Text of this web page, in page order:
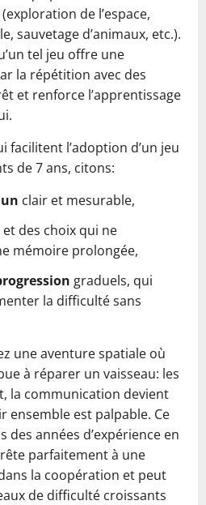
de l’espace,
sauvetage d’animaux, etc.).
tel jeu offre une
la répétition avec des
et renforce l’apprentissage
facilitent l’adoption d’un jeu
de 7 ans, citons:
clair et mesurable,
et des choix qui ne
mémoire prolongée,
graduels, qui
la difficulté sans
une aventure spatiale où
à réparer un vaisseau: les
la communication devient
ensemble est palpable. Ce
des années d’expérience en
parfaitement à une
la coopération et peut
de difficulté croissants